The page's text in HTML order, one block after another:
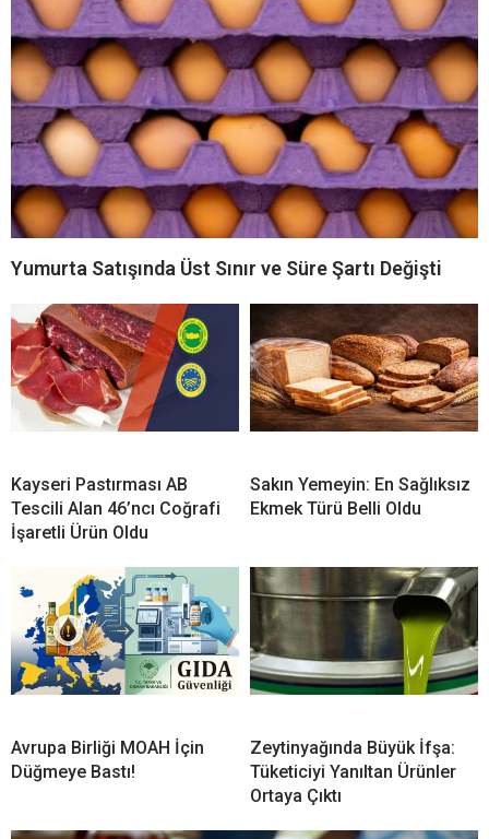
Yumurta Satışında Üst Sınır ve Süre Şartı Değişti
Kayseri Pastırması AB
Tescili Alan 46’ncı Coğrafi
İşaretli Ürün Oldu
Sakın Yemeyin: En Sağlıksız
Ekmek Türü Belli Oldu
Avrupa Birliği MOAH İçin
Düğmeye Bastı!
Zeytinyağında Büyük İfşa:
Tüketiciyi Yanıltan Ürünler
Ortaya Çıktı